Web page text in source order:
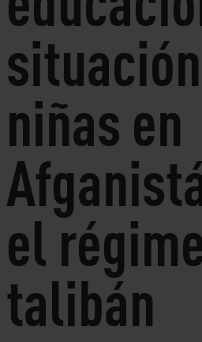
niñas en
el
talibán